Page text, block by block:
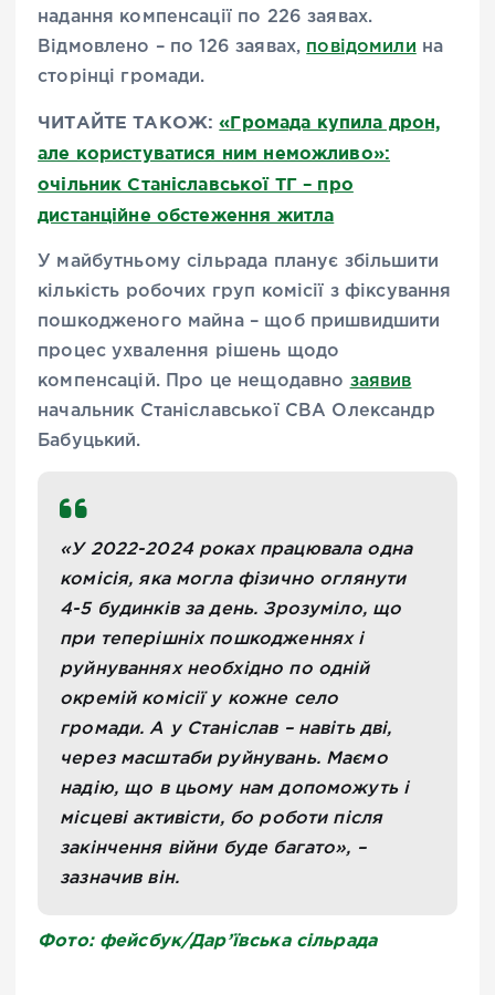
надання компенсації по 226 заявах.
Відмовлено – по 126 заявах, повідомили на
сторінці громади.
ЧИТАЙТЕ ТАКОЖ:«Громада купила дрон,
але користуватися ним неможливо»:
очільник Станіславської ТГ – про
дистанційне обстеження житла
У майбутньому сільрада планує збільшити
кількість робочих груп комісії з фіксування
пошкодженого майна – щоб пришвидшити
процес ухвалення рішень щодо
компенсацій. Про це нещодавно заявив
начальник Станіславської СВА Олександр
Бабуцький.
«У 2022-2024 роках працювала одна
комісія, яка могла фізично оглянути
4-5 будинків за день. Зрозуміло, що
при теперішніх пошкодженнях і
руйнуваннях необхідно по одній
окремій комісії у кожне село
громади. А у Станіслав – навіть дві,
через масштаби руйнувань. Маємо
надію, що в цьому нам допоможуть і
місцеві активісти, бо роботи після
закінчення війни буде багато», –
зазначив він.
Фото: фейсбук/Дар’ївська сільрада